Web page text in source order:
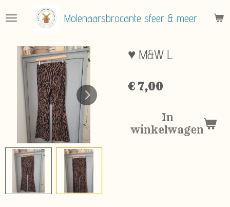
direct
hoofdinhoud
Molenaarsbrocante sfeer & meer
♥ M&W L
€ 7,00
In
winkelwagen